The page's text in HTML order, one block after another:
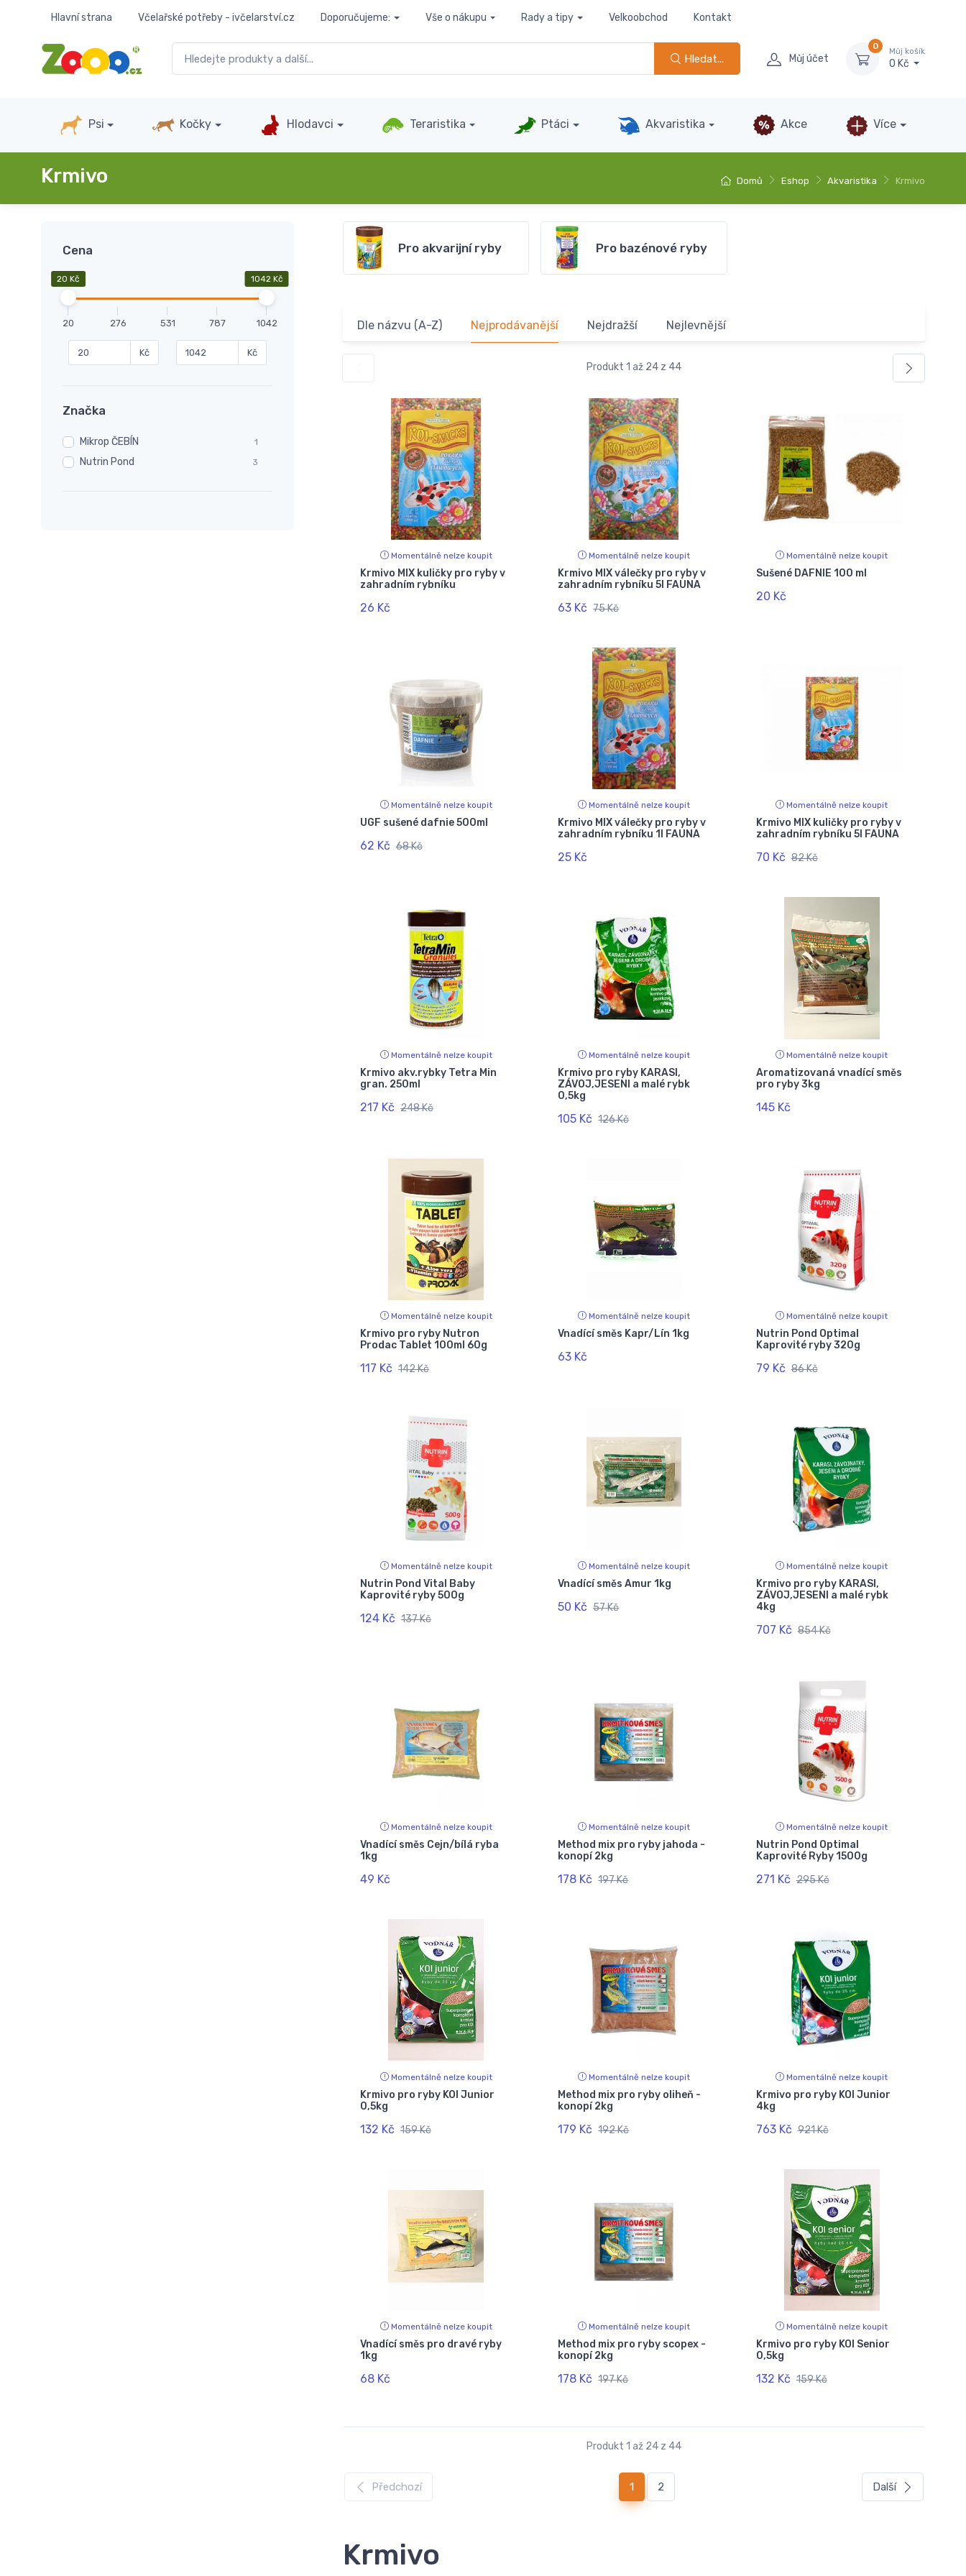
Hlavní strana Včelařské potřeby - ivčelarství.cz Doporučujeme: Vše o nákupu Rady a tipy Velkoobchod Kontakt
Hledat... Můj účet
0
Můj košík
0 Kč
Psi Kočky Hlodavci Teraristika Ptáci Akvaristika Akce Více
Domů Eshop Akvaristika Krmivo
Krmivo
Cena
20 Kč 1042 Kč
20 276 531 787 1042
Kč Kč
Značka
Mikrop ČEBÍN 1
Nutrin Pond 3
Pro akvarijní ryby Pro bazénové ryby
Dle názvu (A-Z) Nejprodávanější Nejdražší Nejlevnější
Produkt 1 až 24 z 44
Momentálně nelze koupit
Krmivo MIX kuličky pro ryby v
zahradním rybníku
26 Kč
Momentálně nelze koupit
Krmivo MIX válečky pro ryby v
zahradním rybníku 5l FAUNA
63 Kč 75 Kč
Momentálně nelze koupit
Sušené DAFNIE 100 ml
20 Kč
Momentálně nelze koupit
UGF sušené dafnie 500ml
62 Kč 68 Kč
Momentálně nelze koupit
Krmivo MIX válečky pro ryby v
zahradním rybníku 1l FAUNA
25 Kč
Momentálně nelze koupit
Krmivo MIX kuličky pro ryby v
zahradním rybníku 5l FAUNA
70 Kč 82 Kč
Momentálně nelze koupit
Krmivo akv.rybky Tetra Min
gran. 250ml
217 Kč 248 Kč
Momentálně nelze koupit
Krmivo pro ryby KARASI,
ZÁVOJ,JESENI a malé rybk
0,5kg
105 Kč 126 Kč
Momentálně nelze koupit
Aromatizovaná vnadící směs
pro ryby 3kg
145 Kč
Momentálně nelze koupit
Krmivo pro ryby Nutron
Prodac Tablet 100ml 60g
117 Kč 142 Kč
Momentálně nelze koupit
Vnadící směs Kapr/Lín 1kg
63 Kč
Momentálně nelze koupit
Nutrin Pond Optimal
Kaprovité ryby 320g
79 Kč 86 Kč
Momentálně nelze koupit
Nutrin Pond Vital Baby
Kaprovité ryby 500g
124 Kč 137 Kč
Momentálně nelze koupit
Vnadící směs Amur 1kg
50 Kč 57 Kč
Momentálně nelze koupit
Krmivo pro ryby KARASI,
ZÁVOJ,JESENI a malé rybk
4kg
707 Kč 854 Kč
Momentálně nelze koupit
Vnadící směs Cejn/bílá ryba
1kg
49 Kč
Momentálně nelze koupit
Method mix pro ryby jahoda -
konopí 2kg
178 Kč 197 Kč
Momentálně nelze koupit
Nutrin Pond Optimal
Kaprovité Ryby 1500g
271 Kč 295 Kč
Momentálně nelze koupit
Krmivo pro ryby KOI Junior
0,5kg
132 Kč 159 Kč
Momentálně nelze koupit
Method mix pro ryby oliheň -
konopí 2kg
179 Kč 192 Kč
Momentálně nelze koupit
Krmivo pro ryby KOI Junior
4kg
763 Kč 921 Kč
Momentálně nelze koupit
Vnadící směs pro dravé ryby
1kg
68 Kč
Momentálně nelze koupit
Method mix pro ryby scopex -
konopí 2kg
178 Kč 197 Kč
Momentálně nelze koupit
Krmivo pro ryby KOI Senior
0,5kg
132 Kč 159 Kč
Produkt 1 až 24 z 44
Předchozí 1(current)
2 Další
Krmivo